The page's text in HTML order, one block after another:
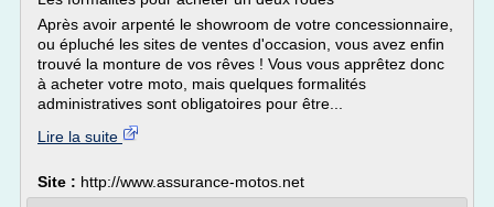
Après avoir arpenté le showroom de votre concessionnaire,
ou épluché les sites de ventes d'occasion, vous avez enfin
trouvé la monture de vos rêves ! Vous vous apprêtez donc
à acheter votre moto, mais quelques formalités
administratives sont obligatoires pour être...
Lire la suite
Site : http://www.assurance-motos.net